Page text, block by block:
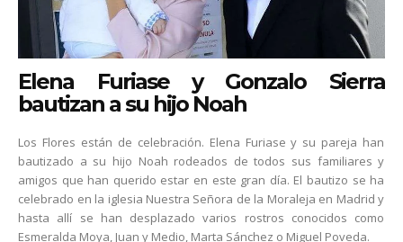
Elena Furiase y Gonzalo Sierra
bautizan a su hijo Noah
Los Flores están de celebración. Elena Furiase y su pareja han
bautizado a su hijo Noah rodeados de todos sus familiares y
amigos que han querido estar en este gran día. El bautizo se ha
celebrado en la iglesia Nuestra Señora de la Moraleja en Madrid y
hasta allí se han desplazado varios rostros conocidos como
Esmeralda Moya, Juan y Medio, Marta Sánchez o Miguel Poveda.